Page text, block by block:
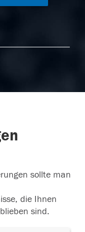
sollte man
die Ihnen
sind.